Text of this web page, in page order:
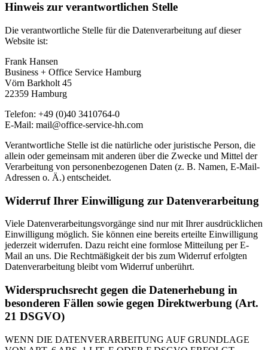
Hinweis zur verantwortlichen Stelle
Die verantwortliche Stelle für die Datenverarbeitung auf dieser
Website ist:
Frank Hansen
Business + Office Service Hamburg
Vörn Barkholt 45
22359 Hamburg
Telefon: +49 (0)40 3410764-0
E-Mail: mail@office-service-hh.com
Verantwortliche Stelle ist die natürliche oder juristische Person, die
allein oder gemeinsam mit anderen über die Zwecke und Mittel der
Verarbeitung von personenbezogenen Daten (z. B. Namen, E-Mail-
Adressen o. Ä.) entscheidet.
Widerruf Ihrer Einwilligung zur Datenverarbeitung
Viele Datenverarbeitungsvorgänge sind nur mit Ihrer ausdrücklichen
Einwilligung möglich. Sie können eine bereits erteilte Einwilligung
jederzeit widerrufen. Dazu reicht eine formlose Mitteilung per E-
Mail an uns. Die Rechtmäßigkeit der bis zum Widerruf erfolgten
Datenverarbeitung bleibt vom Widerruf unberührt.
Widerspruchsrecht gegen die Datenerhebung in
besonderen Fällen sowie gegen Direktwerbung (Art.
21 DSGVO)
WENN DIE DATENVERARBEITUNG AUF GRUNDLAGE